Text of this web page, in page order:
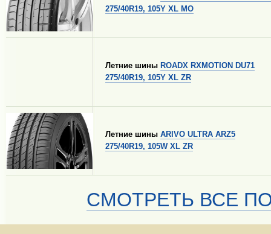
275/40R19, 105Y XL MO
Летние шины ROADX RXMOTION DU71
275/40R19, 105Y XL ZR
Летние шины ARIVO ULTRA ARZ5
275/40R19, 105W XL ZR
СМОТРЕТЬ ВСЕ